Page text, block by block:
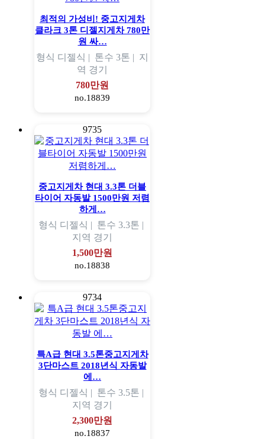
최적의 가성비! 중고지게차
클라크 3톤 디젤지게차 780만
원 싸…
형식 디젤식 | 톤수 3톤 | 지
역 경기
780만원
no.18839
9735
중고지게차 현대 3.3톤 더블
타이어 자동발 1500만원 저렴
하게…
형식 디젤식 | 톤수 3.3톤 |
지역 경기
1,500만원
no.18838
9734
특A급 현대 3.5톤중고지게차
3단마스트 2018년식 자동발
에…
형식 디젤식 | 톤수 3.5톤 |
지역 경기
2,300만원
no.18837